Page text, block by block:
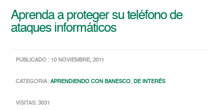
Aprenda a proteger su teléfono de
ataques informáticos
PUBLICADO : 10 NOVIEMBRE, 2011
CATEGORIA :APRENDIENDO CON BANESCO,DE INTERÉS
VISITAS: 3031